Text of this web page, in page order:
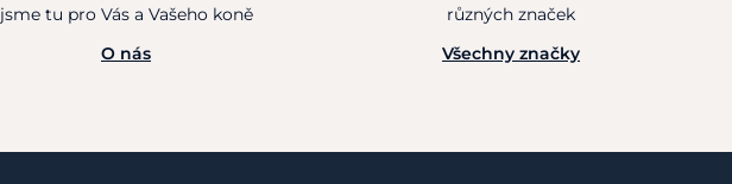
jsme tu pro Vás a Vašeho koně
O nás
různých značek
Všechny značky